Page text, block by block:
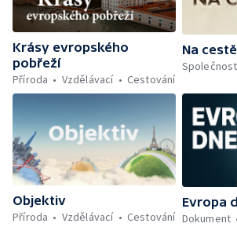
Krásy evropského
pobřeží
Příroda
Vzdělávací Cestování
Na cestě
Společnost
Objektiv
Příroda
Vzdělávací Cestování
Evropa
Dokument